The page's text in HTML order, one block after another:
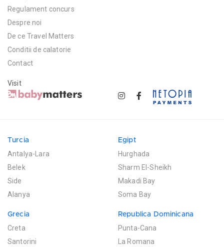
Regulament concurs
Despre noi
De ce Travel Matters
Conditii de calatorie
Contact
Visit
Turcia
Antalya-Lara
Belek
Side
Alanya
Egipt
Hurghada
Sharm El-Sheikh
Makadi Bay
Soma Bay
Grecia
Creta
Santorini
Republica Dominicana
Punta-Cana
La Romana